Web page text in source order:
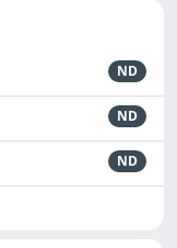
ND
ND
ND